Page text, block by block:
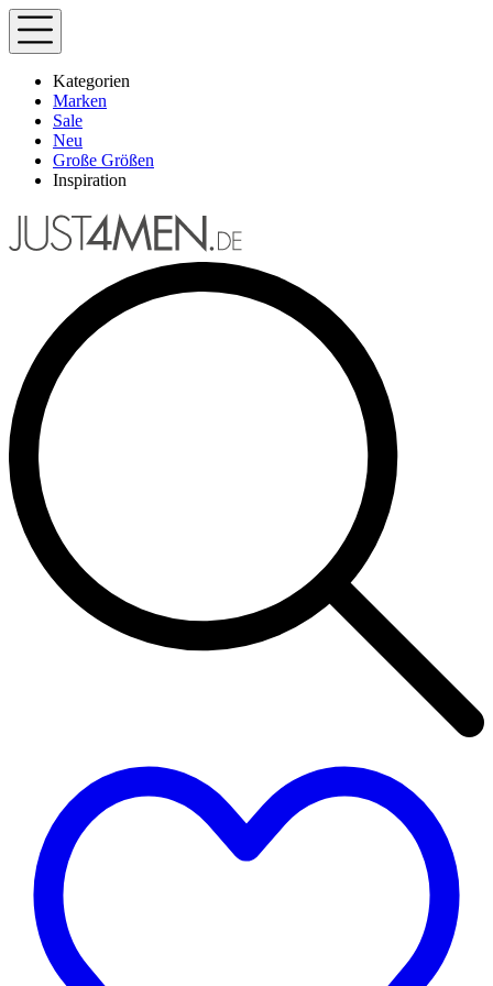
Kategorien
Marken
Sale
Neu
Große Größen
Inspiration